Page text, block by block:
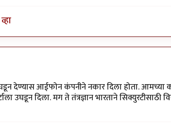
श्रीरंग_जोशी
देण्यास आईफोन कंपनीने नकार दिला होता. आमच्या
उघडून दिला. मग ते तंत्रज्ञान भारताने सिक्युरटीसाठी